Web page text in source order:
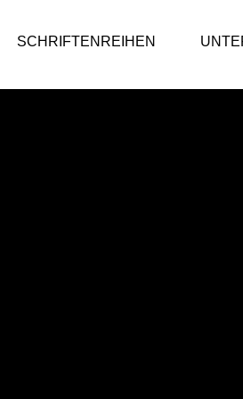
SCHRIFTENREIHEN